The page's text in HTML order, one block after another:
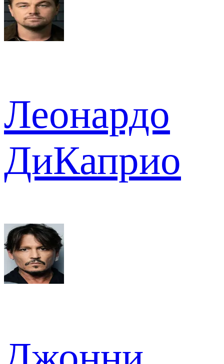
Леонардо
ДиКаприо